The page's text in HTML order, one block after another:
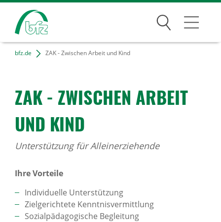
Suchen
Bildungsangebote
Karriere
Über uns
Standorte
Presse
bfz.de ZAK - Zwischen Arbeit und Kind
ZAK - ZWISCHEN ARBEIT
UND KIND
Unterstützung für Alleinerziehende
Ihre Vorteile
Individuelle Unterstützung
Zielgerichtete Kenntnisvermittlung
Sozialpädagogische Begleitung